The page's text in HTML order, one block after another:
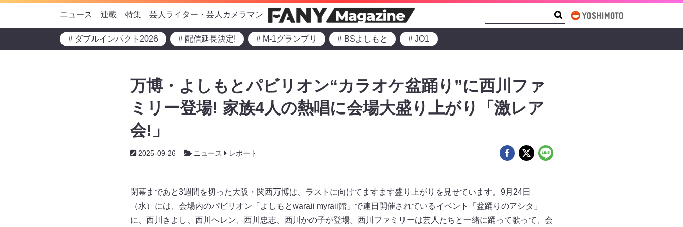
ニュース 連載 特集 芸人ライター・芸人カメラマン
# ダブルインパクト2026 # 配信延長決定! # M-1グランプリ # BSよしもと # JO1
万博・よしもとパビリオン“カラオケ盆踊り”に西川ファ
ミリー登場! 家族4人の熱唱に会場大盛り上がり「激レア
会!」
2025-09-26 ニュース レポート
閉幕まであと3週間を切った大阪・関西万博は、ラストに向けてますます盛り上がりを見せています。9月24日
（水）には、会場内のパビリオン「よしもとwaraii myraii館」で連日開催されているイベント「盆踊りのアシタ」
に、西川きよし、西川ヘレン、西川忠志、西川かの子が登場。西川ファミリーは芸人たちと一緒に踊って歌って、会